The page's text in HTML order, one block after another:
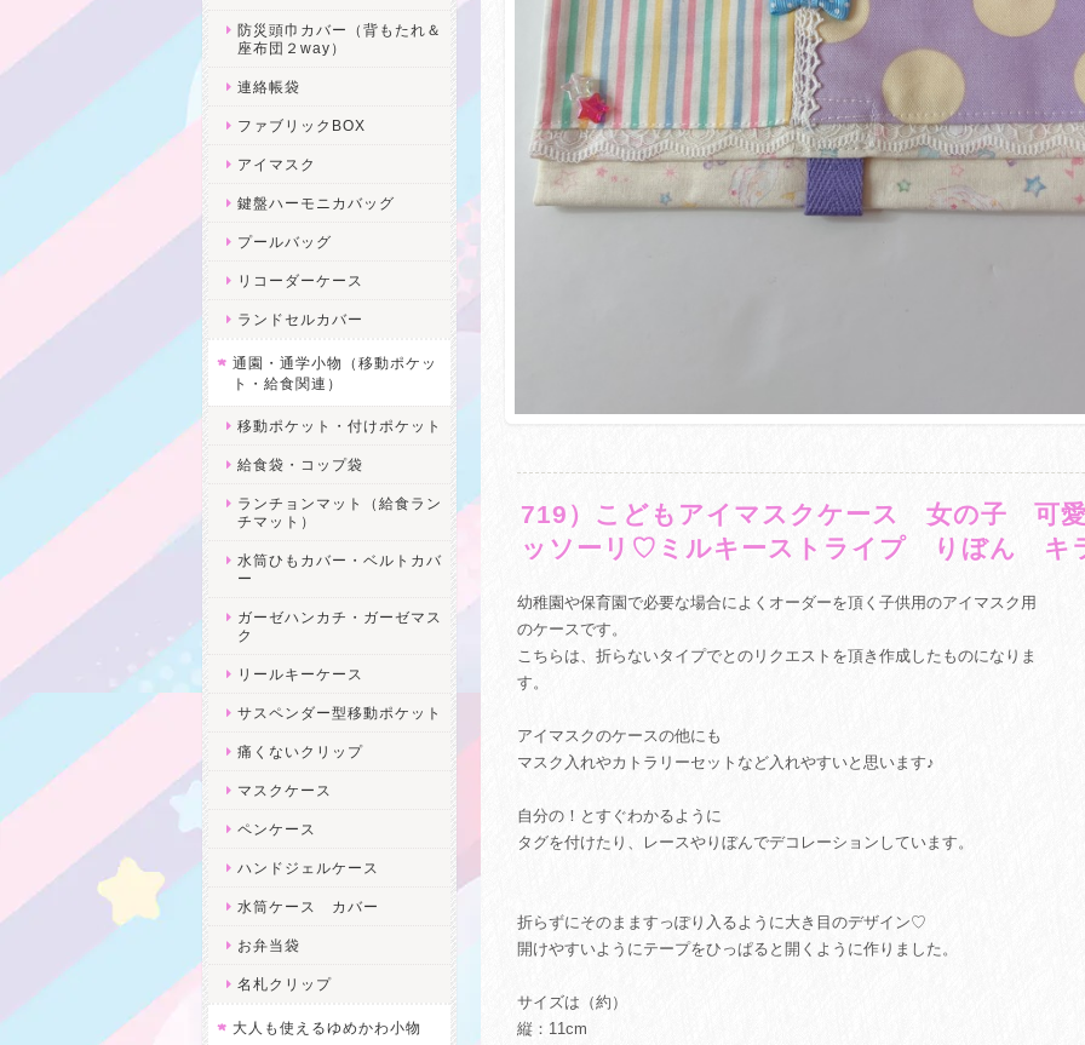
719）こどもアイマスクケース 女の子
ッソーリ♡ミルキーストライプ りぼん
幼稚園や保育園で必要な場合によくオーダーを頂く子供用のアイマスク用
のケースです。
こちらは、折らないタイプでとのリクエストを頂き作成したものになりま
す。
アイマスクのケースの他にも
マスク入れやカトラリーセットなど入れやすいと思います♪
自分の！とすぐわかるように
タグを付けたり、レースやりぼんでデコレーションしています。
折らずにそのまますっぽり入るように大き目のデザイン♡
開けやすいようにテープをひっぱると開くように作りました。
サイズは（約）
縦：11cm
防災頭巾カバー（背もたれ＆
座布団２way）
連絡帳袋
ファブリックBOX
アイマスク
鍵盤ハーモニカバッグ
プールバッグ
リコーダーケース
ランドセルカバー
通園・通学小物（移動ポケッ
ト・給食関連）
移動ポケット・付けポケット
給食袋・コップ袋
ランチョンマット（給食ラン
チマット）
水筒ひもカバー・ベルトカバ
ー
ガーゼハンカチ・ガーゼマス
ク
リールキーケース
サスペンダー型移動ポケット
痛くないクリップ
マスクケース
ペンケース
ハンドジェルケース
水筒ケース カバー
お弁当袋
名札クリップ
大人も使えるゆめかわ小物